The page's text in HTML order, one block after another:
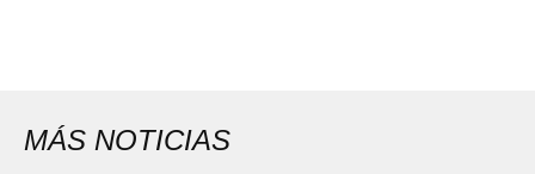
MÁS NOTICIAS